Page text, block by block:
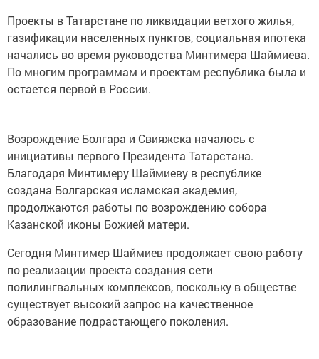
Проекты в Татарстане по ликвидации ветхого жилья,
газификации населенных пунктов, социальная ипотека
начались во время руководства Минтимера Шаймиева.
По многим программам и проектам республика была и
остается первой в России.
Возрождение Болгара и Свияжска началось с
инициативы первого Президента Татарстана.
Благодаря Минтимеру Шаймиеву в республике
создана Болгарская исламская академия,
продолжаются работы по возрождению собора
Казанской иконы Божией матери.
Сегодня Минтимер Шаймиев продолжает свою работу
по реализации проекта создания сети
полилингвальных комплексов, поскольку в обществе
существует высокий запрос на качественное
образование подрастающего поколения.